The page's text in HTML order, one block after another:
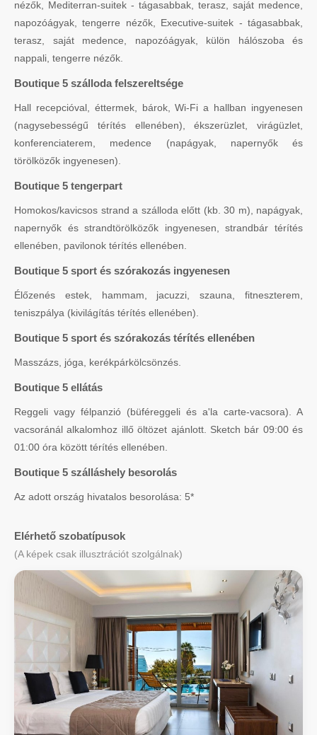
nézők, Mediterran-suitek - tágasabbak, terasz, saját medence,
napozóágyak, tengerre nézők, Executive-suitek - tágasabbak,
terasz, saját medence, napozóágyak, külön hálószoba és
nappali, tengerre nézők.
Boutique 5 szálloda felszereltsége
Hall recepcióval, éttermek, bárok, Wi-Fi a hallban ingyenesen
(nagysebességű térítés ellenében), ékszerüzlet, virágüzlet,
konferenciaterem, medence (napágyak, napernyők és
törölközők ingyenesen).
Boutique 5 tengerpart
Homokos/kavicsos strand a szálloda előtt (kb. 30 m), napágyak,
napernyők és strandtörölközők ingyenesen, strandbár térítés
ellenében, pavilonok térítés ellenében.
Boutique 5 sport és szórakozás ingyenesen
Élőzenés estek, hammam, jacuzzi, szauna, fitneszterem,
teniszpálya (kivilágítás térítés ellenében).
Boutique 5 sport és szórakozás térítés ellenében
Masszázs, jóga, kerékpárkölcsönzés.
Boutique 5 ellátás
Reggeli vagy félpanzió (büféreggeli és a'la carte-vacsora). A
vacsoránál alkalomhoz illő öltözet ajánlott. Sketch bár 09:00 és
01:00 óra között térítés ellenében.
Boutique 5 szálláshely besorolás
Az adott ország hivatalos besorolása: 5*
Elérhető szobatípusok
(A képek csak illusztrációt szolgálnak)